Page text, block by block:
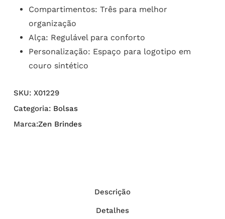
Compartimentos: Três para melhor
organização
Alça: Regulável para conforto
Personalização: Espaço para logotipo em
couro sintético
SKU: X01229
Categoria: Bolsas
Marca:Zen Brindes
Descrição
Detalhes